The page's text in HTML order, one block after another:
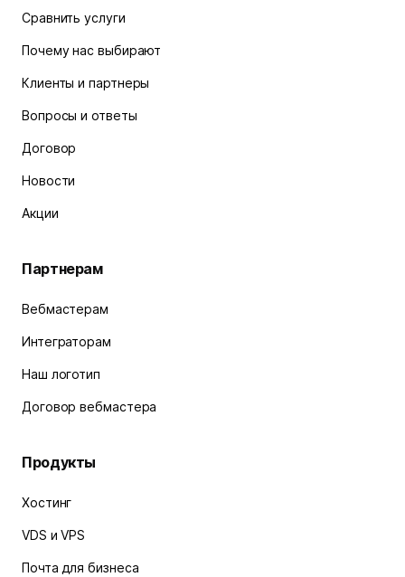
Сравнить услуги
Почему нас выбирают
Клиенты и партнеры
Вопросы и ответы
Договор
Новости
Акции
Партнерам
Вебмастерам
Интеграторам
Наш логотип
Договор вебмастера
Продукты
Хостинг
VDS и VPS
Почта для бизнеса